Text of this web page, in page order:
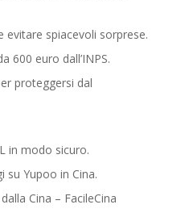
evitare spiacevoli sorprese.
600 euro dall’INPS.
proteggersi dal
in modo sicuro.
su Yupoo in Cina.
Cina – FacileCina